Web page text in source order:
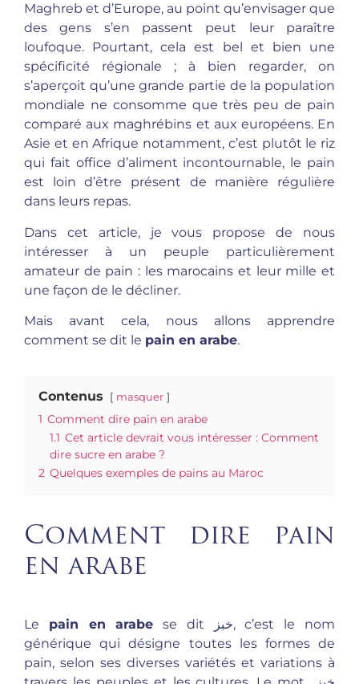
Maghreb et d’Europe, au point qu’envisager que
des gens s’en passent peut leur paraître
loufoque. Pourtant, cela est bel et bien une
spécificité régionale ; à bien regarder, on
s’aperçoit qu’une grande partie de la population
mondiale ne consomme que très peu de pain
comparé aux maghrébins et aux européens. En
Asie et en Afrique notamment, c’est plutôt le riz
qui fait office d’aliment incontournable, le pain
est loin d’être présent de manière régulière
dans leurs repas.
Dans cet article, je vous propose de nous
intéresser à un peuple particulièrement
amateur de pain : les marocains et leur mille et
une façon de le décliner.
Mais avant cela, nous allons apprendre
comment se dit le pain en arabe.
Contenus masquer
1 Comment dire pain en arabe
1.1 Cet article devrait vous intéresser : Comment
dire sucre en arabe ?
2 Quelques exemples de pains au Maroc
Comment dire pain
en arabe
Le pain en arabe se dit خبز, c’est le nom
générique qui désigne toutes les formes de
pain, selon ses diverses variétés et variations à